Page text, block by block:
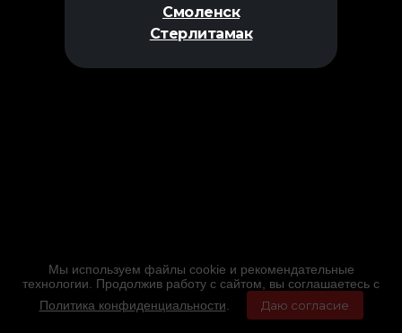
Смоленск
Стерлитамак
Мы используем файлы cookie и рекомендательные
технологии. Продолжив работу с сайтом, вы соглашаетесь с
Политика конфиденциальности
Даю согласие